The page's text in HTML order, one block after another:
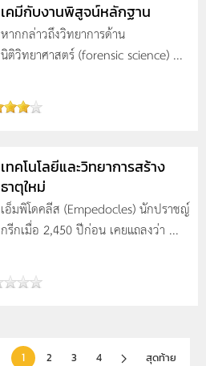
เคมีกับงานพิสูจน์หลักฐาน
หากกล่าวถึงวิทยาการด้าน
นิติวิทยาศาสตร์ (forensic science) ...
เทคโนโลยีและวิทยาการสร้าง
ธาตุใหม่
เอ็มพิโดคลีส (Empedocles) นักปราชญ์
กรีกเมื่อ 2,450 ปีก่อน เคยแถลงว่า ...
1 2 3 4 สุดท้าย